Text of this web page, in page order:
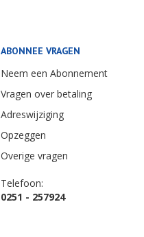
ABONNEE VRAGEN
Neem een Abonnement
Vragen over betaling
Adreswijziging
Opzeggen
Overige vragen
Telefoon:
0251 - 257924